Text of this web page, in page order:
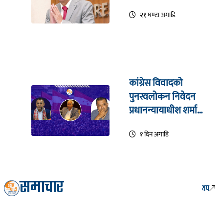
२१ घण्टा अगाडि
कांग्रेस विवादको
पुनरवलोकन निवेदन
प्रधानन्यायाधीश शर्मा
१ दिन अगाडि
समाचार थप